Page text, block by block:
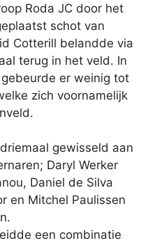
Roda JC door het
schot van
Cotterill belandde via
terug in het veld. In
er weinig tot
zich voornamelijk
gewisseld aan
Daryl Werker
Daniel de Silva
en Mitchel Paulissen
een combinatie